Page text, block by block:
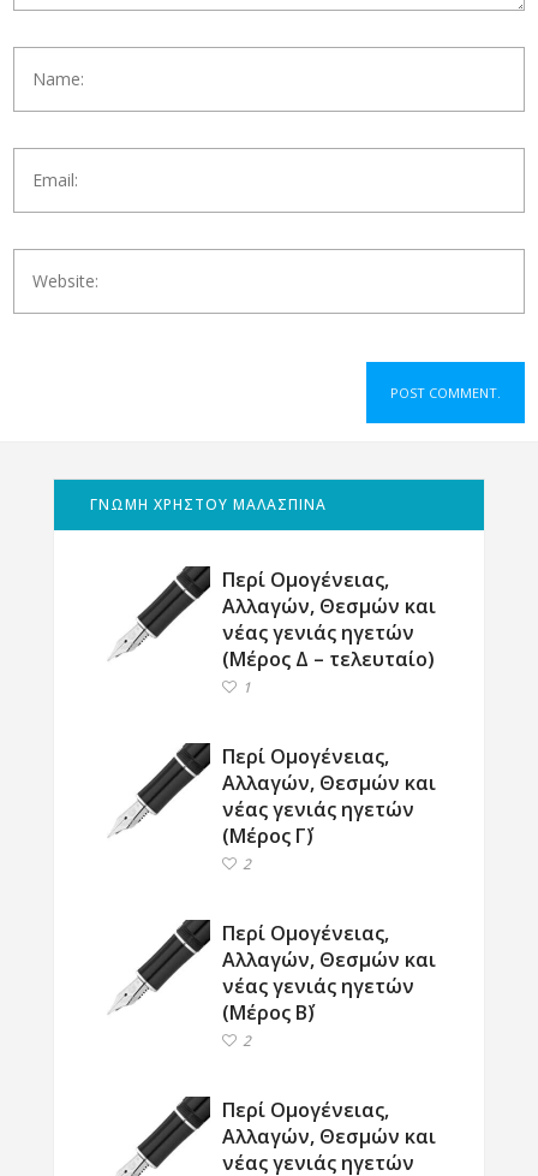
ΓΝΩΜΗ ΧΡΗΣΤΟΥ ΜΑΛΑΣΠΙΝΑ
Περί Ομογένειας,
Αλλαγών, Θεσμών και
νέας γενιάς ηγετών
(Μέρος Δ – τελευταίο)
1
Περί Ομογένειας,
Αλλαγών, Θεσμών και
νέας γενιάς ηγετών
(Μέρος Γ΄)
2
Περί Ομογένειας,
Αλλαγών, Θεσμών και
νέας γενιάς ηγετών
(Μέρος Β΄)
2
Περί Ομογένειας,
Αλλαγών, Θεσμών και
νέας γενιάς ηγετών